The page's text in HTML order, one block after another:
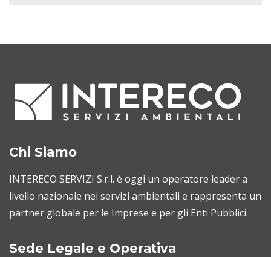
Chi Siamo
INTERECO SERVIZI S.r.l. è oggi un operatore leader a
livello nazionale nei servizi ambientali e rappresenta un
partner globale per le Imprese e per gli Enti Pubblici.
Sede Legale e Operativa